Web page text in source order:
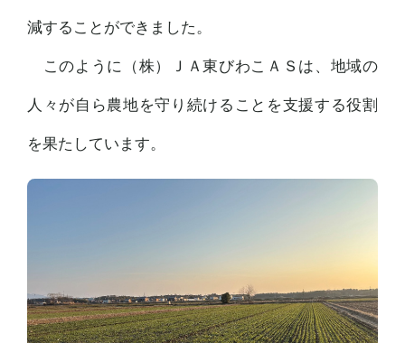
減することができました。
このように（株）ＪＡ東びわこＡＳは、地域の
人々が自ら農地を守り続けることを支援する役割
を果たしています。